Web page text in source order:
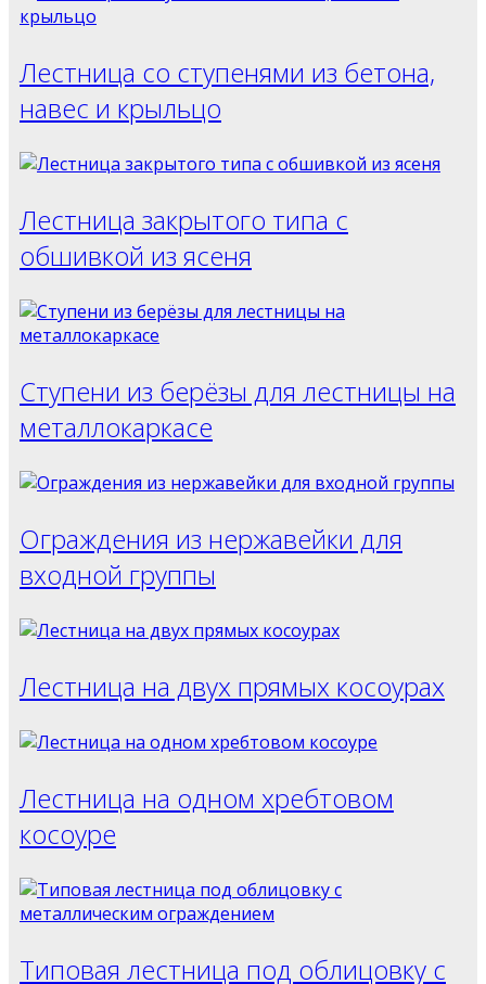
Лестница со ступенями из бетона,
навес и крыльцо
Лестница закрытого типа с
обшивкой из ясеня
Ступени из берёзы для лестницы на
металлокаркасе
Ограждения из нержавейки для
входной группы
Лестница на двух прямых косоурах
Лестница на одном хребтовом
косоуре
Типовая лестница под облицовку с